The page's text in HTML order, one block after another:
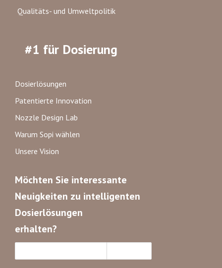
Qualitäts- und Umweltpolitik
#1 für Dosierung
Dosierlösungen
Patentierte Innovation
Nozzle Design Lab
Warum Sopi wählen
Unsere Vision
Möchten Sie interessante
Neuigkeiten zu intelligenten
Dosierlösungen
erhalten?